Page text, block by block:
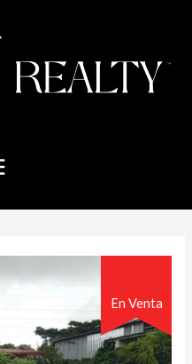
En Venta